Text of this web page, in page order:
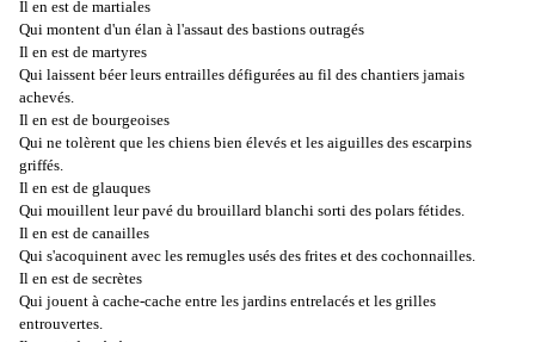
Il en est de martiales
Qui montent d'un élan à l'assaut des bastions outragés
Il en est de martyres
Qui laissent béer leurs entrailles défigurées au fil des chantiers jamais
achevés.
Il en est de bourgeoises
Qui ne tolèrent que les chiens bien élevés et les aiguilles des escarpins
griffés.
Il en est de glauques
Qui mouillent leur pavé du brouillard blanchi sorti des polars fétides.
Il en est de canailles
Qui s'acoquinent avec les remugles usés des frites et des cochonnailles.
Il en est de secrètes
Qui jouent à cache-cache entre les jardins entrelacés et les grilles
entrouvertes.